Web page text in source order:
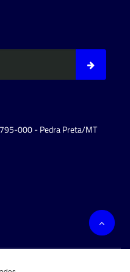
000 - Pedra Preta/MT